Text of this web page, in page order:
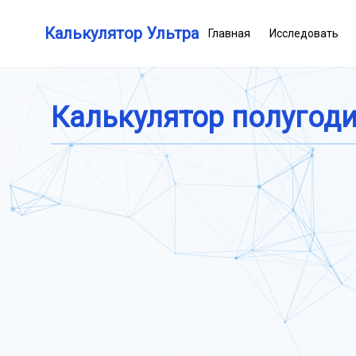
Калькулятор Ультра Главная Исследовать
Калькулятор